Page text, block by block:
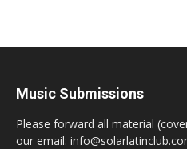
Music Submissions
Please forward all material
our email: